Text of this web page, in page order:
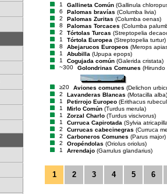
1
Gallineta Común (Gallinula
6
Palomas bravías (Columba livia)
2
Palomas Zuritas (Columba oenas)
8
Palomas Torcaces (Columba
2
Tórtolas Turcas (Streptopelia
1
Tórtola Europea (Streptopelia turtur)
8
Abejarucos Europeos (Merops
1
Abubilla (Upupa epops)
1
Cogujada común (Galerida cristata)
~300
Golondrinas Comunes (Hirundo
≥20 Aviones comunes (Delichon
2
Lavanderas Blancas (Motacilla alba)
1
Petirrojo Europeo (Erithacus
1
Mirlo Común (Turdus merula)
1
Zorzal Charlo (Turdus viscivorus)
1
Curruca Capirotada (Sylvia
2
Currucas cabecinegras (Curruca
2
Carboneros Comunes (Parus major)
2
Oropéndolas (Oriolus oriolus)
1
Arrendajo (Garrulus glandarius)
1 2 3 4 5 6